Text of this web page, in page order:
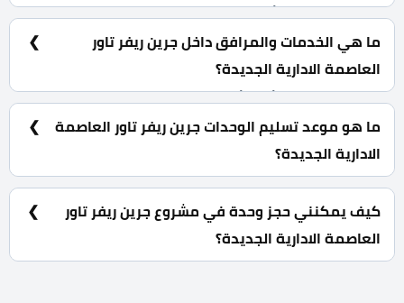
10% مقدم حجز و أيضا تقسيط الباقي من المبلغ على 8
سنوات أقساط متساوية.
ما هي الخدمات والمرافق داخل جرين ريفر تاور
العاصمة الادارية الجديدة؟
مساحات خضراء، أفراد أمن، كاميرات مراقبة، عمال نظافة.
ما هو موعد تسليم الوحدات جرين ريفر تاور العاصمة
الادارية الجديدة؟
سيتم استلام المشروع خلال 4 سنوات.
كيف يمكنني حجز وحدة في مشروع جرين ريفر تاور
العاصمة الادارية الجديدة؟
للحجز والاستعلام تواصل معنا الان : 01060626827